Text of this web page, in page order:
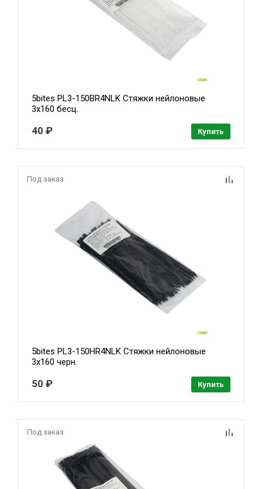
5bites PL3-150BR4NLK Стяжки нейлоновые
3х160 бесц.
40 ₽ Купить
Под заказ
5bites PL3-150HR4NLK Стяжки нейлоновые
3х160 черн.
50 ₽ Купить
Под заказ